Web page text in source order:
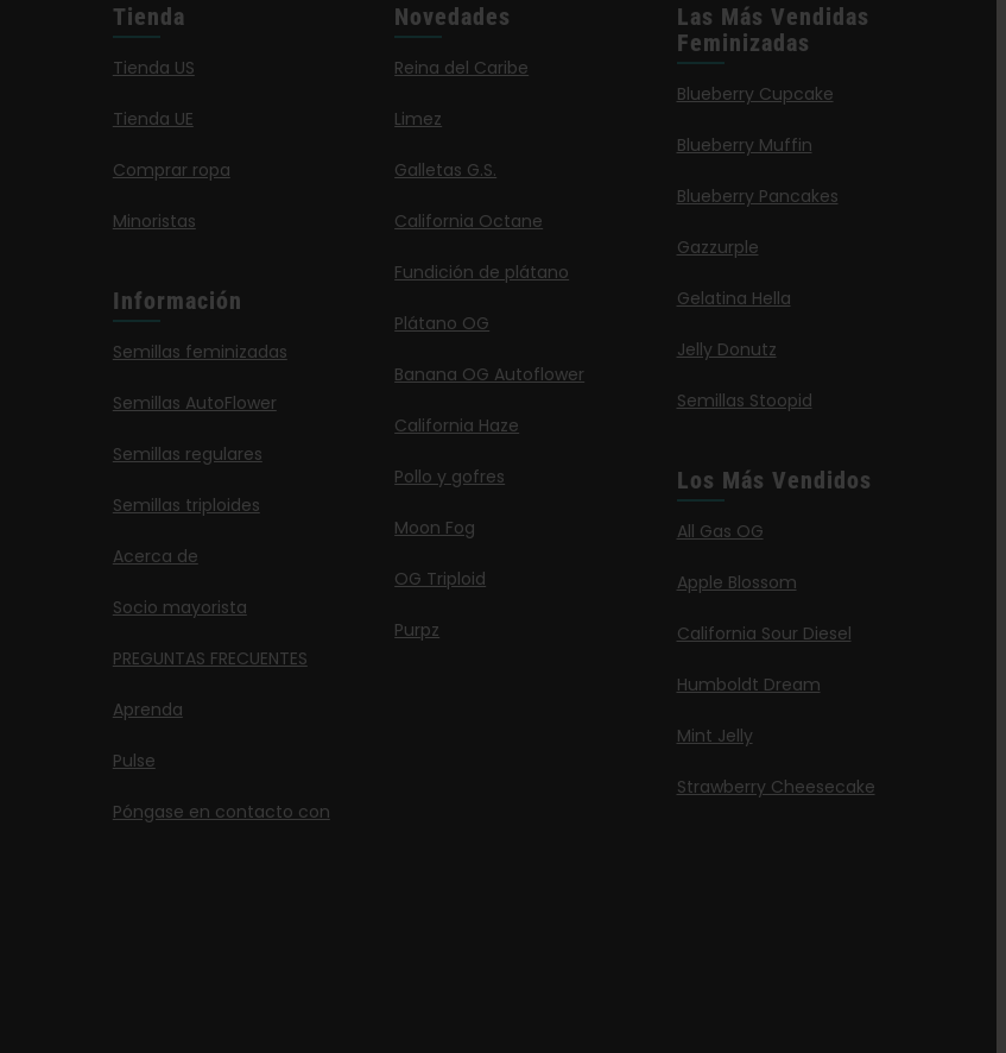
Tienda
Tienda US
Tienda UE
Comprar ropa
Minoristas
Información
Semillas feminizadas
Semillas AutoFlower
Semillas regulares
Semillas triploides
Acerca de
Socio mayorista
PREGUNTAS FRECUENTES
Aprenda
Pulse
Póngase en contacto con
Novedades
Reina del Caribe
Limez
Galletas G.S.
California Octane
Fundición de plátano
Plátano OG
Banana OG Autoflower
California Haze
Pollo y gofres
Moon Fog
OG Triploid
Purpz
Las Más Vendidas
Feminizadas
Blueberry Cupcake
Blueberry Muffin
Blueberry Pancakes
Gazzurple
Gelatina Hella
Jelly Donutz
Semillas Stoopid
Los Más Vendidos
All Gas OG
Apple Blossom
California Sour Diesel
Humboldt Dream
Mint Jelly
Strawberry Cheesecake